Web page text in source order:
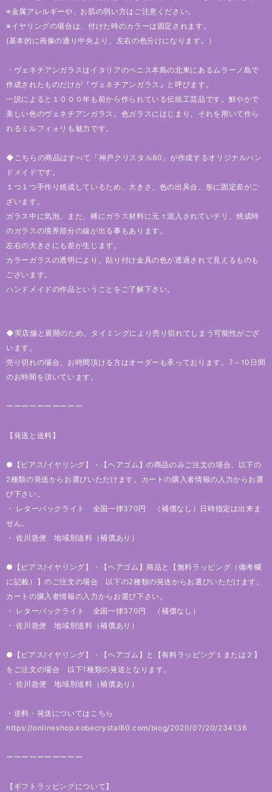
※金属アレルギーや、お肌の弱い方はご注意ください。
※イヤリングの場合は、付けた時のカラーは固定されます。
(基本的に画像の通り中央より、左右の色分けになります。）
・ヴェネチアンガラスはイタリアのベニス本島の北東にあるムラーノ島で
作成されたものだけが『ヴェネチアンガラス』と呼びます。
一説によると１０００年も前から作られている伝統工芸品です。鮮やかで
美しい色のヴェネチアンガラス。色ガラスにはじまり、それを用いて作ら
れるミルフィォリも魅力です。
◆こちらの商品はすべて「神戸クリスタル80」が作成するオリジナルハン
ドメイドです。
１つ１つ手作り焼成しているため、大きさ、色の出具合、形に固定差がご
ざいます。
ガラス中に気泡、また、稀にガラス材料に元々混入されていチリ、焼成時
のガラスの境界部分の線が出る事もあります。
左右の大きさにも差が生じます。
カラーガラスの透明により、貼り付け金具の色が透過されて見えるものも
ございます。
ハンドメイドの作品ということをご了解下さい。
◆実店舗と展開のため、タイミングにより売り切れてしまう可能性がござ
います。
売り切れの場合、お時間頂ける方はオーダーも承っております。7～10日間
のお時間を頂いています。
ーーーーーーーーーー
【発送と送料】
●【ピアス/イヤリング】・【ヘアゴム】の商品のみご注文の場合、以下の
2種類の発送からお選びいただけます。カートの購入者情報の入力からお選
び下さい。
・ レターパックライト 全国一律370円 （補償なし）日時指定は出来ま
せん。
・ 佐川急便 地域別送料（補償あり）
●【ピアス/イヤリング】・【ヘアゴム】商品と【無料ラッピング（備考欄
に記載）】のご注文の場合 以下の2種類の発送からお選びいただけます。
カートの購入者情報の入力からお選び下さい。
・ レターパックライト 全国一律370円 （補償なし）
・ 佐川急便 地域別送料（補償あり）
●【ピアス/イヤリング】・【ヘアゴム】と【有料ラッピング１または２】
をご注文の場合 以下1種類の発送となります。
・ 佐川急便 地域別送料（補償あり）
・送料・発送についてはこちら
https://onlineshop.kobecrystal80.com/blog/2020/07/20/234136
ーーーーーーーーーー
【ギフトラッピングについて】